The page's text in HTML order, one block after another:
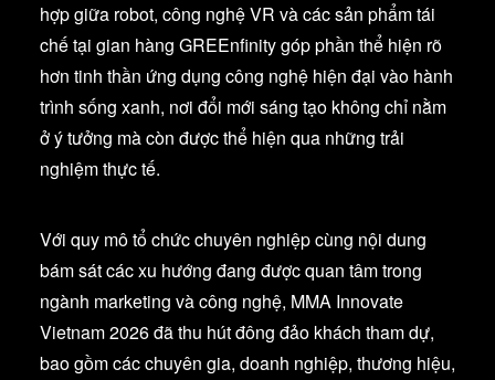
hợp giữa robot, công nghệ VR và các sản phẩm tái
chế tại gian hàng GREEnfinity góp phần thể hiện rõ
hơn tinh thần ứng dụng công nghệ hiện đại vào hành
trình sống xanh, nơi đổi mới sáng tạo không chỉ nằm
ở ý tưởng mà còn được thể hiện qua những trải
nghiệm thực tế.
Với quy mô tổ chức chuyên nghiệp cùng nội dung
bám sát các xu hướng đang được quan tâm trong
ngành marketing và công nghệ, MMA Innovate
Vietnam 2026 đã thu hút đông đảo khách tham dự,
bao gồm các chuyên gia, doanh nghiệp, thương hiệu,